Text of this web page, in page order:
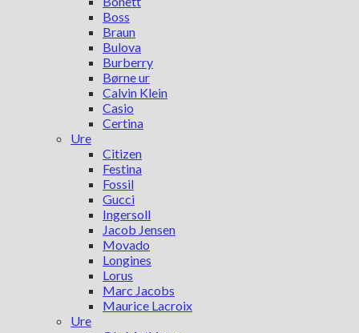
Boss
Braun
Bulova
Burberry
Børne ur
Calvin Klein
Casio
Certina
Ure
Citizen
Festina
Fossil
Gucci
Ingersoll
Jacob Jensen
Movado
Longines
Lorus
Marc Jacobs
Maurice Lacroix
Ure